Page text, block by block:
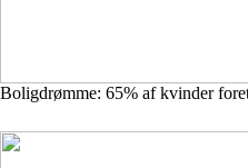
Boligdrømme: 65% af kvinder